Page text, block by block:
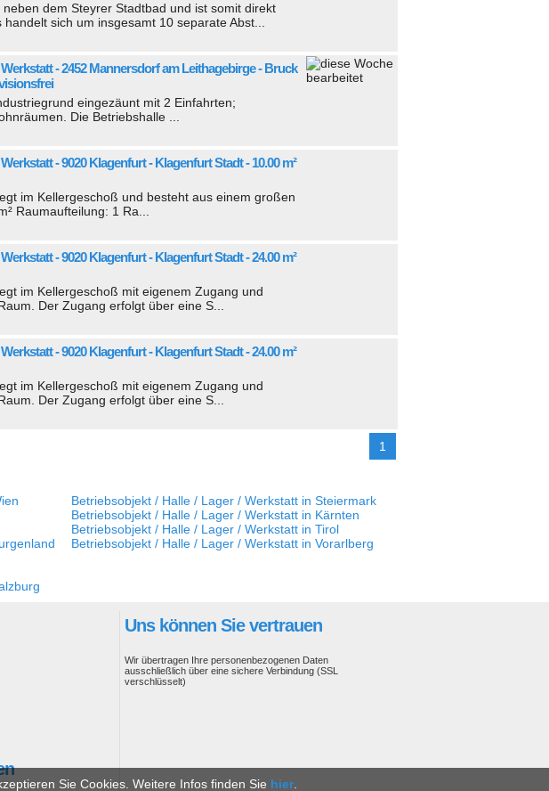
dem Steyrer Stadtbad und ist somit direkt
sich um insgesamt 10 separate Abst...
- 2452 Mannersdorf am Leithagebirge - Bruck
eingezäunt mit 2 Einfahrten;
Die Betriebshalle ...
- 9020 Klagenfurt - Klagenfurt Stadt - 10.00 m²
im Kellergeschoß und besteht aus einem großen
Raumaufteilung: 1 Ra...
- 9020 Klagenfurt - Klagenfurt Stadt - 24.00 m²
im Kellergeschoß mit eigenem Zugang und
Der Zugang erfolgt über eine S...
- 9020 Klagenfurt - Klagenfurt Stadt - 24.00 m²
im Kellergeschoß mit eigenem Zugang und
Der Zugang erfolgt über eine S...
1
Betriebsobjekt / Halle / Lager / Werkstatt in Steiermark
Betriebsobjekt / Halle / Lager / Werkstatt in Kärnten
Betriebsobjekt / Halle / Lager / Werkstatt in Tirol
Betriebsobjekt / Halle / Lager / Werkstatt in Vorarlberg
Uns können Sie vertrauen
Wir übertragen Ihre personenbezogenen Daten
ausschließlich über eine sichere Verbindung (SSL
verschlüsselt)
Sie Cookies. Weitere Infos finden Sie hier.